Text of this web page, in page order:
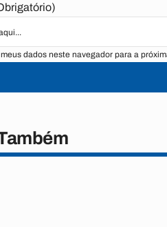
dados neste navegador para a